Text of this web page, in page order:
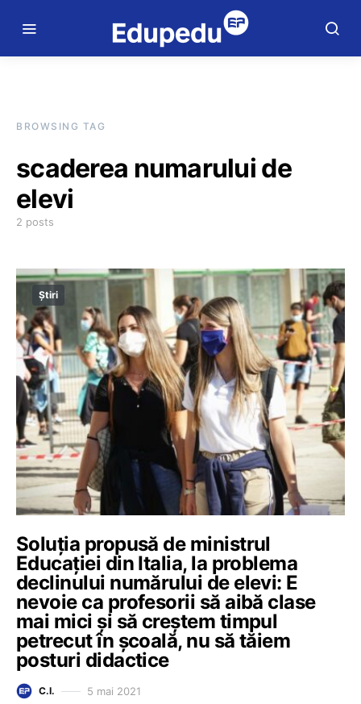
BROWSING TAG
scaderea numarului de
elevi
2 posts
Știri
Soluția propusă de ministrul
Educației din Italia, la problema
declinului numărului de elevi: E
nevoie ca profesorii să aibă clase
mai mici și să creștem timpul
petrecut în școală, nu să tăiem
posturi didactice
C.I. 5 mai 2021